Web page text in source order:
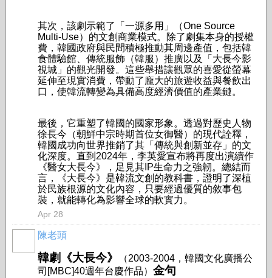
其次，該劇示範了「一源多用」（One Source
Multi-Use）的文創商業模式。除了劇集本身的授權
費，韓國政府與民間積極推動其周邊產值，包括韓
食體驗館、傳統服飾（韓服）推廣以及「大長今影
視城」的觀光開發。這些舉措讓觀眾的喜愛從螢幕
延伸至現實消費，帶動了龐大的旅遊收益與餐飲出
口，使韓流轉變為具備高度經濟價值的產業鏈。
最後，它重塑了韓國的國家形象。透過對歷史人物
徐長今（朝鮮中宗時期首位女御醫）的現代詮釋，
韓國成功向世界推銷了其「傳統與創新並存」的文
化深度。直到2024年，李英愛宣布將再度出演續作
《醫女大長今》，足見其IP生命力之強韌。總結而
言，《大長今》是韓流文創的教科書，證明了深植
於民族根源的文化內容，只要經過優質的敘事包
裝，就能轉化為影響全球的軟實力。
Apr 28
陳老頭
韓劇《大長今》
（2003-2004，韓國文化廣播公
司[MBC]40週年台慶作品） 金句